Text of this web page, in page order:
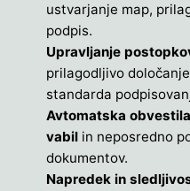
ustvarjanje map,
podpis.
Upravljanje
prilagodljivo
standarda
Avtomatska
vabil in neposredno
dokumentov.
Napredek in